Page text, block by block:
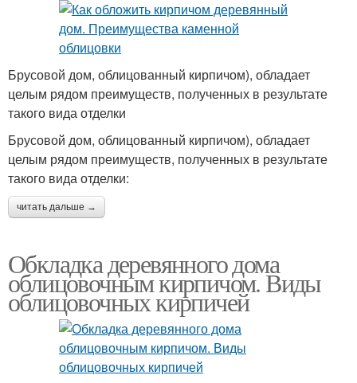
Брусовой дом, облицованный кирпичом), обладает
целым рядом преимуществ, полученных в результате
такого вида отделки
Брусовой дом, облицованный кирпичом), обладает
целым рядом преимуществ, полученных в результате
такого вида отделки:
читать дальше →
Обкладка деревянного дома
облицовочным кирпичом. Виды
облицовочных кирпичей